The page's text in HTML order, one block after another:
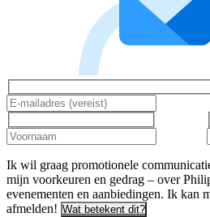
Ik wil graag promotionele
mijn voorkeuren en gedrag – over
evenementen en aanbiedingen. Ik kan
afmelden! Wat betekent dit?